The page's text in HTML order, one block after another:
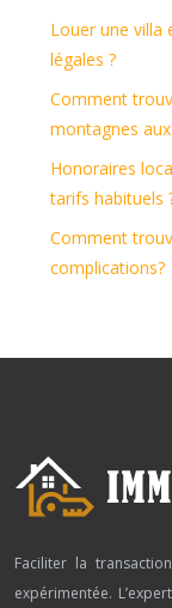
Louer une villa
légales ?
Comment
montagnes
Honoraires
tarifs habituels
Comment
complications?
Faciliter la
expérimentée.